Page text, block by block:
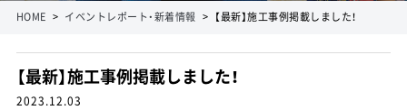
HOME イベントレポート・新着情報 【最新】施工事例掲載しました！
【最新】施工事例掲載しました！
2023.12.03